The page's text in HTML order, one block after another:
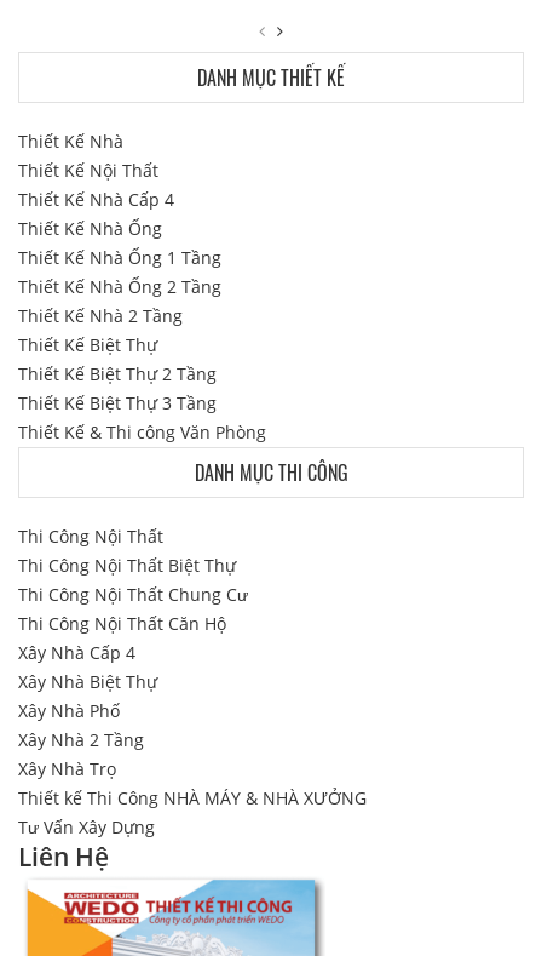
DANH MỤC THIẾT KẾ
Thiết Kế Nhà
Thiết Kế Nội Thất
Thiết Kế Nhà Cấp 4
Thiết Kế Nhà Ống
Thiết Kế Nhà Ống 1 Tầng
Thiết Kế Nhà Ống 2 Tầng
Thiết Kế Nhà 2 Tầng
Thiết Kế Biệt Thự
Thiết Kế Biệt Thự 2 Tầng
Thiết Kế Biệt Thự 3 Tầng
Thiết Kế & Thi công Văn Phòng
DANH MỤC THI CÔNG
Thi Công Nội Thất
Thi Công Nội Thất Biệt Thự
Thi Công Nội Thất Chung Cư
Thi Công Nội Thất Căn Hộ
Xây Nhà Cấp 4
Xây Nhà Biệt Thự
Xây Nhà Phố
Xây Nhà 2 Tầng
Xây Nhà Trọ
Thiết kế Thi Công NHÀ MÁY & NHÀ XƯỞNG
Tư Vấn Xây Dựng
Liên Hệ